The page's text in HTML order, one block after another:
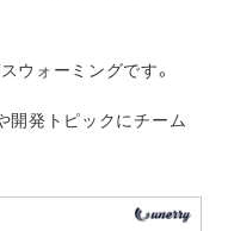
ウォーミングです。
開発トピックにチーム